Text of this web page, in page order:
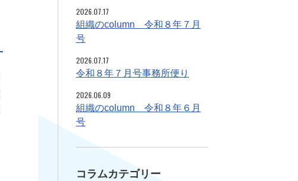
2026.07.17
組織のcolumn 令和８年７月
号
2026.07.17
令和８年７月号事務所便り
2026.06.09
組織のcolumn 令和８年６月
号
コラムカテゴリー